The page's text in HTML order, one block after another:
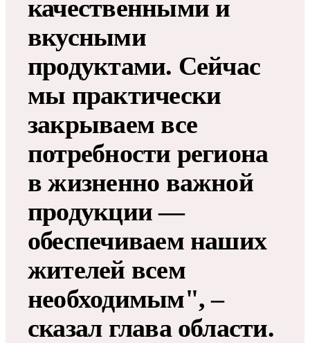
качественными и
вкусными
продуктами. Сейчас
мы практически
закрываем все
потребности региона
в жизненно важной
продукции —
обеспечиваем наших
жителей всем
необходимым", –
сказал глава области.